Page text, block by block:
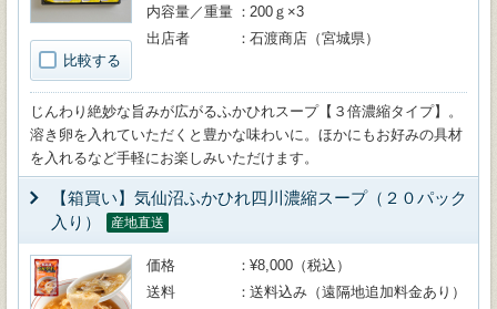
比較する
内容量／重量
200ｇ×3
出店者
石渡商店（宮城県）
じんわり絶妙な旨みが広がるふかひれスープ【３倍濃縮タイプ】。
溶き卵を入れていただくと豊かな味わいに。ほかにもお好みの具材
を入れるなど手軽にお楽しみいただけます。
【箱買い】気仙沼ふかひれ四川濃縮スープ（２０パック
入り）
産地直送
価格
¥8,000（税込）
送料
送料込み（遠隔地追加料金あり）